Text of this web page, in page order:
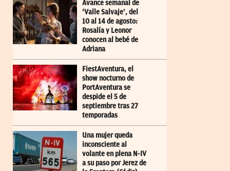
Avance semanal de
‘Valle Salvaje’, del
10 al 14 de agosto:
Rosalía y Leonor
conocen al bebé de
Adriana
FiestAventura, el
show nocturno de
PortAventura se
despide el 5 de
septiembre tras 27
temporadas
Una mujer queda
inconsciente al
volante en plena N-IV
a su paso por Jerez de